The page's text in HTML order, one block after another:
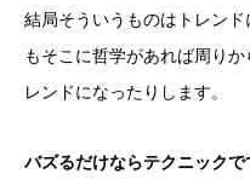
結局そういうものはトレン
もそこに哲学があれば周り
レンドになったりします。
バズるだけならテクニック